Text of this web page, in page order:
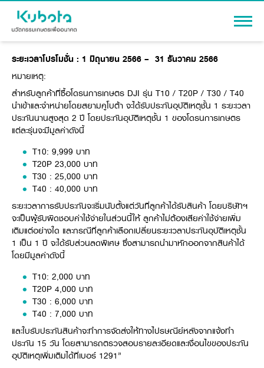
สินค้า
เครื่องจักรกลการเกษตร
แทรกเตอร์
อุปกรณ์ต่อพ่วงแทรกเตอร์
รถเกี่ยวนวดข้าว
รถดำนา
ชุดอุปกรณ์เสริมรถดำนา
เครื่องยนต์ดีเซล
รถไถ
สินค้าอื่น ๆ
เครื่องจักรกลก่อสร้าง
รถขุดขนาดเล็ก
อุปกรณ์ต่อพ่วงรถขุด
รถตักล้อยาง
โปรโมชัน
สาระความรู้
ผู้แทนจำหน่าย
เครื่องจักรกลการเกษตร
เครื่องจักรกลการเกษตร
ศูนย์จำหน่ายกล้าแผ่นฯ
ศูนย์จำหน่ายกล้าแผ่นคูโบต้า
สิ่งที่ผู้ลงทุนจะได้รับ
การลงทุนรายได้และจุดคุ้มทุน
วัสดุอุปกรณ์
ขั้นตอนการเข้าร่วมโครงการ
ติดต่อซื้อกล้าแผ่น
ข้อมูลองค์กร
รู้จักสยามคูโบต้า
ประวัติบริษัท
วิสัยทัศน์และนโยบาย
4 หัวใจหลักของธุรกิจ
มาตรฐานสู่ความเป็นผู้นำในเอเชีย
ธุรกิจต่างประเทศ
ที่มา
สมัครงานคูโบต้า
ตำแหน่งงานว่าง
นักศึกษาฝึกงาน
สวัสดิการพนักงาน
ข่าวสาร
ข่าวสาร
ข่าวและกิจกรรมที่แนะนำ
ข่าวสารองค์กร
ข่าวกิจกรรมเพื่อสังคม
ออนไลน์โชว์รูม
บริการหลังการขาย
ระยะเวลาโปรโมชั่น : 1 มิถุนายน 2566 – 31 ธันวาคม 2566
หมายเหตุ:
สำหรับลูกค้าที่ซื้อโดรนการเกษตร DJI รุ่น T10 / T20P / T30 / T40
นำเข้าและจำหน่ายโดยสยามคูโบต้า จะได้รับประกันอุบัติเหตุชั้น 1 ระยะเวลา
ประกันนานสูงสุด 2 ปี โดยประกันอุบัติเหตุชั้น 1 ของโดรนการเกษตร
แต่ละรุ่นจะมีมูลค่าดังนี้
T10: 9,999 บาท
T20P 23,000 บาท
T30 : 25,000 บาท
T40 : 40,000 บาท
ระยะเวลาการรับประกันจะเริ่มนับตั้งแต่วันที่ลูกค้าได้รับสินค้า โดยบริษัทฯ
จะเป็นผู้รับผิดชอบค่าใช้จ่ายในส่วนนี้ให้ ลูกค้าไม่ต้องเสียค่าใช้จ่ายเพิ่ม
เติมแต่อย่างใด และกรณีที่ลูกค้าเลือกเปลี่ยนระยะเวลาประกันอุบัติเหตุชั้น
1 เป็น 1 ปี จะได้รับส่วนลดพิเศษ ซึ่งสามารถนำมาหักออกจากสินค้าได้
โดยมีมูลค่าดังนี้
T10: 2,000 บาท
T20P 4,000 บาท
T30 : 6,000 บาท
T40 : 7,000 บาท
และใบรับประกันสินค้าจะทำการจัดส่งให้ทางไปรษณีย์หลังจากแจ้งทำ
ประกัน 15 วัน โดยสามารถตรวจสอบรายละเอียดและเงื่อนไขของประกัน
อุบัติเหตุเพิ่มเติมได้ที่เบอร์ 1291”